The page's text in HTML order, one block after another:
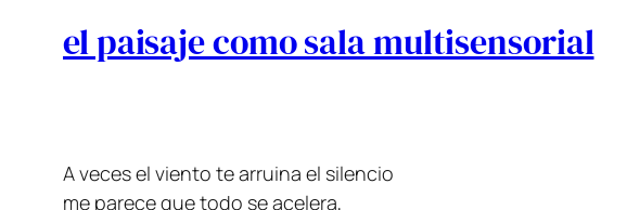
el paisaje como sala multisensorial
A veces el viento te arruina el silencio
me parece que todo se acelera,